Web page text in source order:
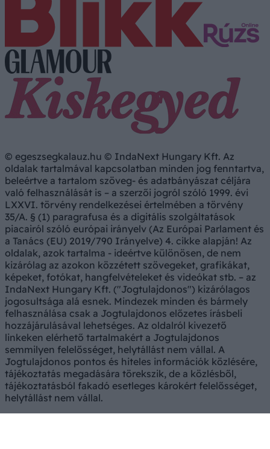
© egeszsegkalauz.hu © IndaNext Hungary Kft. Az
oldalak tartalmával kapcsolatban minden jog fenntartva,
beleértve a tartalom szöveg- és adatbányászat céljára
való felhasználását is – a szerzői jogról szóló 1999. évi
LXXVI. törvény rendelkezései értelmében a törvény
35/A. § (1) paragrafusa és a digitális szolgáltatások
piacairól szóló európai irányelv (Az Európai Parlament és
a Tanács (EU) 2019/790 Irányelve) 4. cikke alapján! Az
oldalak, azok tartalma - ideértve különösen, de nem
kizárólag az azokon közzétett szövegeket, grafikákat,
képeket, fotókat, hangfelvételeket és videókat stb. – az
IndaNext Hungary Kft. ("Jogtulajdonos") kizárólagos
jogosultsága alá esnek. Mindezek minden és bármely
felhasználása csak a Jogtulajdonos előzetes írásbeli
hozzájárulásával lehetséges. Az oldalról kivezető
linkeken elérhető tartalmakért a Jogtulajdonos
semmilyen felelősséget, helytállást nem vállal. A
Jogtulajdonos pontos és hiteles információk közlésére,
tájékoztatás megadására törekszik, de a közlésből,
tájékoztatásból fakadó esetleges károkért felelősséget,
helytállást nem vállal.